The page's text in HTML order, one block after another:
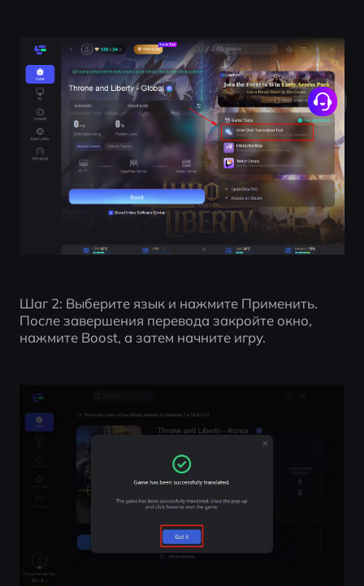
Шаг 2: Выберите язык и нажмите Применить.
После завершения перевода закройте окно,
нажмите Boost, а затем начните игру.